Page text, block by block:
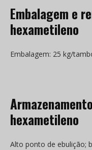
Embalagem e
hexametileno
Embalagem: 25 kg/
hexametileno
Alto ponto de ebulição;